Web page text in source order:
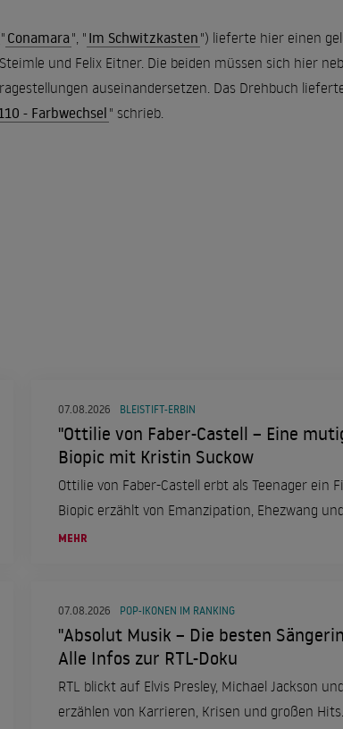
Conamara ", " Im Schwitzkasten ") lieferte hier einen
und Felix Eitner. Die beiden müssen sich hier
auseinandersetzen. Das Drehbuch
- Farbwechsel" schrieb.
07.08.2026 BLEISTIFT-ERBIN
"Ottilie von Faber-Castell – Eine
Biopic mit Kristin Suckow
Ottilie von Faber-Castell erbt als Teenager ein
Biopic erzählt von Emanzipation, Ehezwang
MEHR
07.08.2026 POP-IKONEN IM RANKING
"Absolut Musik – Die besten
Alle Infos zur RTL-Doku
RTL blickt auf Elvis Presley, Michael Jackson
erzählen von Karrieren, Krisen und großen Hits.